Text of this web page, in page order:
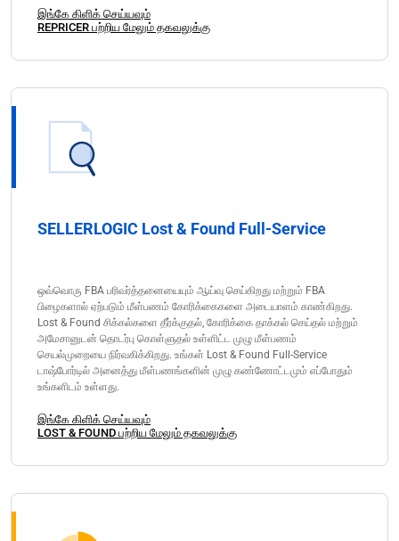
இங்கே கிளிக் செய்யவும்
REPRICER பற்றிய மேலும் தகவலுக்கு
SELLERLOGIC Lost & Found Full-Service
ஒவ்வொரு FBA பரிவர்த்தனையையும் ஆய்வு செய்கிறது மற்றும் FBA
பிழைகளால் ஏற்படும் மீள்பணம் கோரிக்கைகளை அடையாளம் காண்கிறது.
Lost & Found சிக்கல்களை தீர்க்குதல், கோரிக்கை தாக்கல் செய்தல் மற்றும்
அமேசானுடன் தொடர்பு கொள்ளுதல் உள்ளிட்ட முழு மீள்பணம்
செயல்முறையை நிர்வகிக்கிறது. உங்கள் Lost & Found Full-Service
டாஷ்போர்டில் அனைத்து மீள்பணங்களின் முழு கண்ணோட்டமும் எப்போதும்
உங்களிடம் உள்ளது.
இங்கே கிளிக் செய்யவும்
LOST & FOUND பற்றிய மேலும் தகவலுக்கு